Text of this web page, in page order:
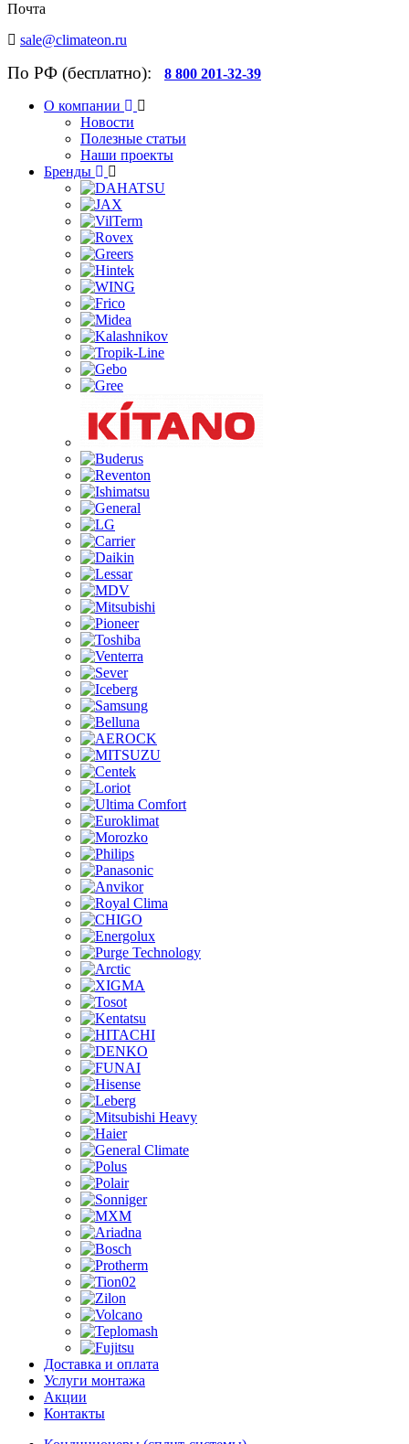
Почта
sale@climateon.ru
По РФ (бесплатно): 8 800 201-32-39
О компании
Новости
Полезные статьи
Наши проекты
Бренды
Доставка и оплата
Услуги монтажа
Акции
Контакты